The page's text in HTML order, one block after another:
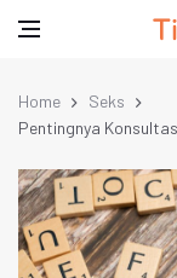
Home
Seks
Pentingnya